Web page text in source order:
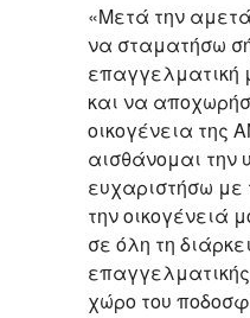
«Μετά την
να σταματήσω
επαγγελματική
και να
οικογένεια
αισθάνομαι την
ευχαριστήσω
την οικογένειά
σε όλη τη
χώρο του